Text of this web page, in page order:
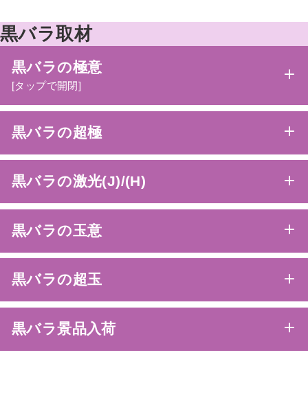
黒バラ取材
黒バラの極意
[タップで開閉]
黒バラの超極
黒バラの激光(J)/(H)
黒バラの玉意
黒バラの超玉
黒バラ景品入荷